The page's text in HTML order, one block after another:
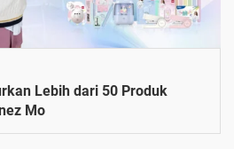
Lebih dari 50 Produk
Mo